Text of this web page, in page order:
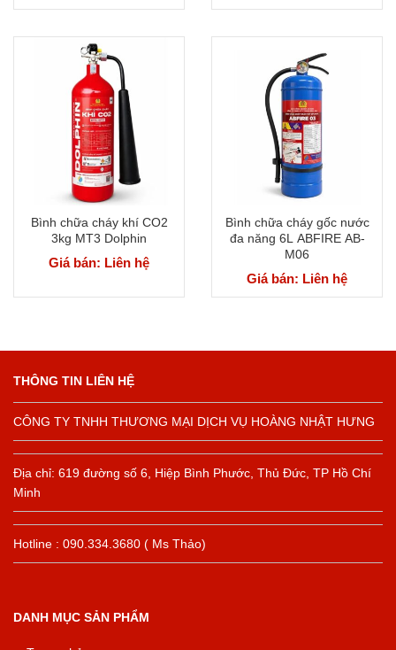
Bình chữa cháy khí CO2
3kg MT3 Dolphin
Giá bán: Liên hệ
Bình chữa cháy gốc nước
đa năng 6L ABFIRE AB-
M06
Giá bán: Liên hệ
THÔNG TIN LIÊN HỆ
CÔNG TY TNHH THƯƠNG MẠI DỊCH VỤ HOÀNG NHẬT HƯNG
Địa chỉ: 619 đường số 6, Hiệp Bình Phước, Thủ Đức, TP Hồ Chí
Minh
Hotline : 090.334.3680 ( Ms Thảo)
DANH MỤC SẢN PHẨM